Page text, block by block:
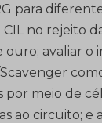
para
no rejeito
avaliar o
por meio de
ao circuito; e